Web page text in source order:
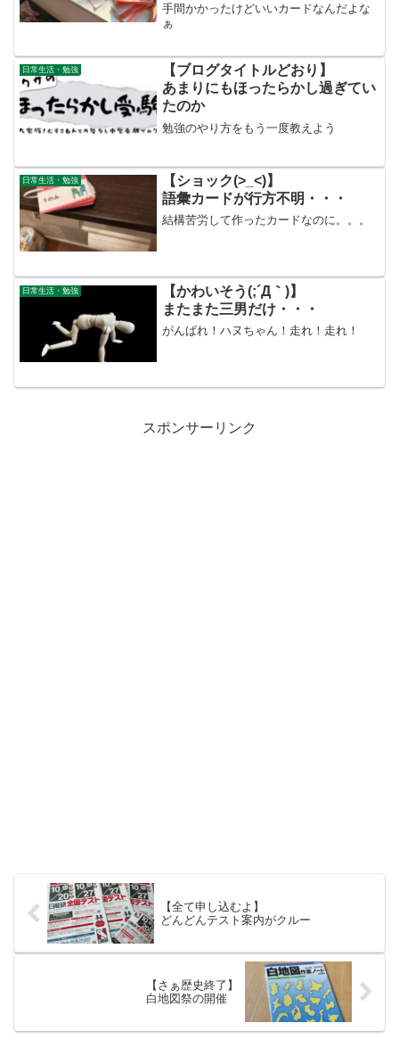
手間かかったけどいいカードなんだよな
ぁ
日常生活・勉強
【ブログタイトルどおり】
あまりにもほったらかし過ぎてい
たのか
勉強のやり方をもう一度教えよう
日常生活・勉強
【ショック(>_<)】
語彙カードが行方不明・・・
結構苦労して作ったカードなのに。。。
日常生活・勉強
【かわいそう(;´Д｀)】
またまた三男だけ・・・
がんばれ！ハヌちゃん！走れ！走れ！
スポンサーリンク
【全て申し込むよ】
どんどんテスト案内がクルー
【さぁ歴史終了】
白地図祭の開催